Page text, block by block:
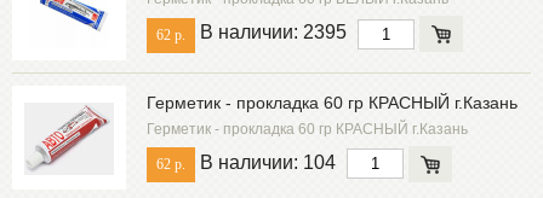
62 р. В наличии: 2395
Герметик - прокладка 60 гр КРАСНЫЙ г.Казань
Герметик - прокладка 60 гр КРАСНЫЙ г.Казань
62 р. В наличии: 104